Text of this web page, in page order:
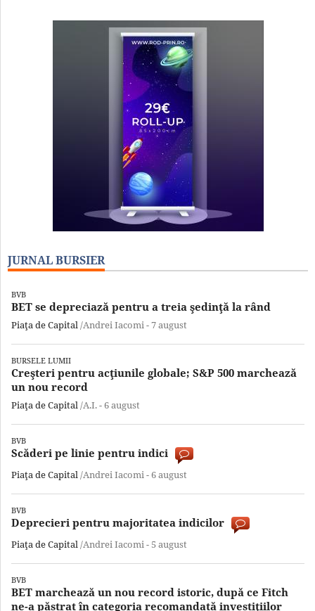
JURNAL BURSIER
BVB
BET se depreciază pentru a treia şedinţă la rând
Piaţa de Capital/Andrei Iacomi -7 august
BURSELE LUMII
Creşteri pentru acţiunile globale; S&P 500 marchează
un nou record
Piaţa de Capital/A.I. -6 august
BVB
Scăderi pe linie pentru indici
Piaţa de Capital/Andrei Iacomi -6 august
BVB
Deprecieri pentru majoritatea indicilor
Piaţa de Capital/Andrei Iacomi - 5 august
BVB
BET marchează un nou record istoric, după ce Fitch
ne-a păstrat în categoria recomandată investiţiilor